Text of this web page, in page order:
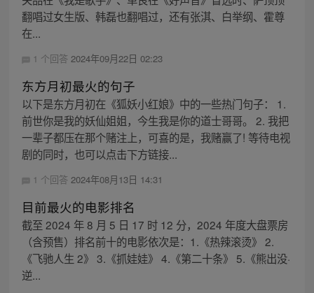
翻唱过女生版、韩磊也翻唱过，还有张淇、白举纲、霍尊
在...
1 个回答 2024年09月22日 02:23
东方月初最火的句子
以下是东方月初在《狐妖小红娘》中的一些热门句子： 1.
前世你是我的妖仙姐姐，今生我是你的道士哥哥。 2. 我把
一辈子都压在那个赌注上，可喜的是，我赌赢了! 等待电视
剧的同时，也可以点击下方链接...
1 个回答 2024年08月13日 14:31
目前最火的电影排名
截至 2024 年 8 月 5 日 17 时 12 分，2024 年度大盘票房
（含预售）排名前十的电影依次是：1.《热辣滚烫》 2.
《飞驰人生 2》 3.《抓娃娃》 4.《第二十条》 5.《熊出没·
逆...